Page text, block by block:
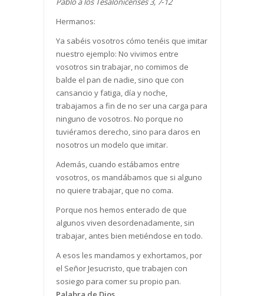
Hermanos:
Ya sabéis vosotros cómo tenéis que imitar
nuestro ejemplo: No vivimos entre
vosotros sin trabajar, no comimos de
balde el pan de nadie, sino que con
cansancio y fatiga, día y noche,
trabajamos a fin de no ser una carga para
ninguno de vosotros. No porque no
tuviéramos derecho, sino para daros en
nosotros un modelo que imitar.
Además, cuando estábamos entre
vosotros, os mandábamos que si alguno
no quiere trabajar, que no coma.
Porque nos hemos enterado de que
algunos viven desordenadamente, sin
trabajar, antes bien metiéndose en todo.
A esos les mandamos y exhortamos, por
el Señor Jesucristo, que trabajen con
sosiego para comer su propio pan.